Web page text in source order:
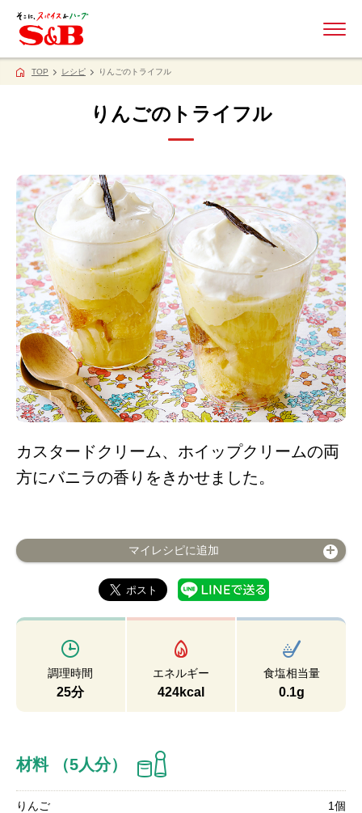
TOP レシピ りんごのトライフル
りんごのトライフル
カスタードクリーム、ホイップクリームの両
方にバニラの香りをきかせました。
マイレシピに追加
調理時間
25分
エネルギー
424kcal
食塩相当量
0.1g
材料 （5人分）
りんご 1個